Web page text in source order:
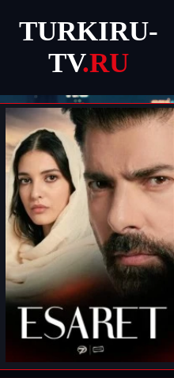
TURKIRU-
TV.RU